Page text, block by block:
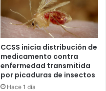
CCSS inicia distribución de
medicamento contra
enfermedad transmitida
por picaduras de insectos
Hace 1 día